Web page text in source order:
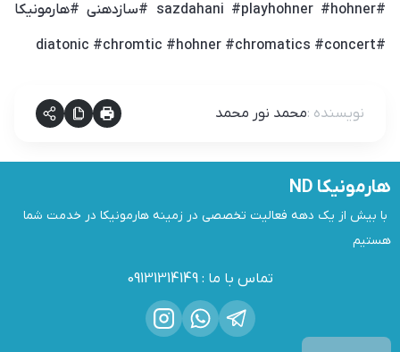
#sazdahani #playhohner #hohner #سازدهنی #هارمونیکا
#diatonic #chromtic #hohner #chromatics #concert
نویسنده :محمد نور محمد
هارمونیکا ND
هستیم
تماس با ما :